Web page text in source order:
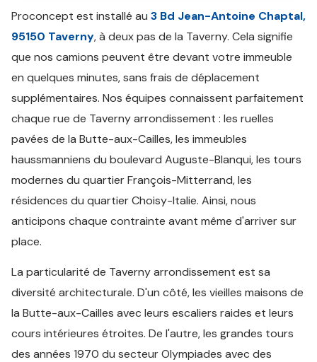
Proconcept est installé au 3 Bd Jean-Antoine Chaptal,
95150 Taverny, à deux pas de la Taverny. Cela signifie
que nos camions peuvent être devant votre immeuble
en quelques minutes, sans frais de déplacement
supplémentaires. Nos équipes connaissent parfaitement
chaque rue de Taverny arrondissement : les ruelles
pavées de la Butte-aux-Cailles, les immeubles
haussmanniens du boulevard Auguste-Blanqui, les tours
modernes du quartier François-Mitterrand, les
résidences du quartier Choisy-Italie. Ainsi, nous
anticipons chaque contrainte avant même d'arriver sur
place.
La particularité de Taverny arrondissement est sa
diversité architecturale. D'un côté, les vieilles maisons de
la Butte-aux-Cailles avec leurs escaliers raides et leurs
cours intérieures étroites. De l'autre, les grandes tours
des années 1970 du secteur Olympiades avec des